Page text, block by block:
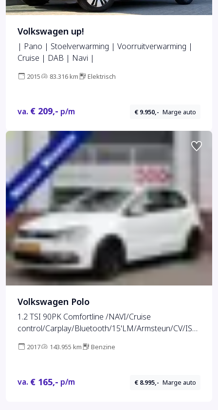
Volkswagen up!
| Pano | Stoelverwarming | Voorruitverwarming |
Cruise | DAB | Navi |
2015 83.316 km Elektrisch
va. € 209,- p/m € 9.950,- Marge auto
Volkswagen Polo
1.2 TSI 90PK Comfortline /NAVI/Cruise
control/Carplay/Bluetooth/15'LM/Armsteun/CV/ISO
2017 143.955 km Benzine
va. € 165,- p/m € 8.995,- Marge auto